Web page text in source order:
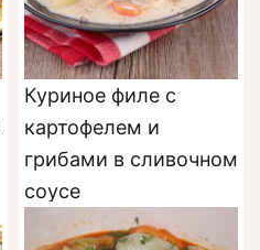
Куриное филе с
картофелем и
грибами в сливочном
соусе